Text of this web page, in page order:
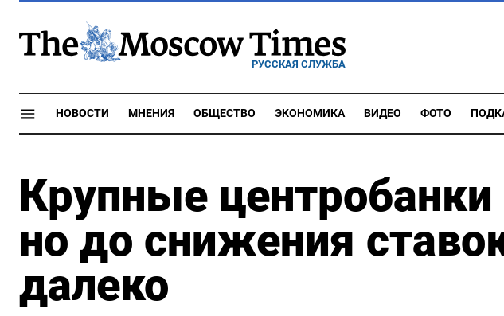
РУССКАЯ СЛУЖБА
НОВОСТИ МНЕНИЯ ОБЩЕСТВО ЭКОНОМИКА ВИДЕО ФОТО
Крупные центробанки
но до снижения
далеко